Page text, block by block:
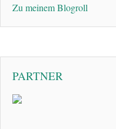
Zu meinem Blogroll
PARTNER